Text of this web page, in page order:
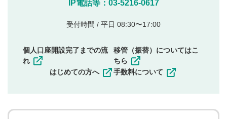
他者の権利（商標、著作権、その他の知的財産
その他当社が不適切と判断した投稿
一度投稿した評価およびコメントの変更・削除はできま
ことを承諾したものとします。また、利用者は、コメント
IP電話等：03-5216-0617
受付時間 / 平日 08:30〜17:00
個人口座開設完了までの流
れ
はじめての方へ
移管（振替）についてはこ
ちら
手数料について